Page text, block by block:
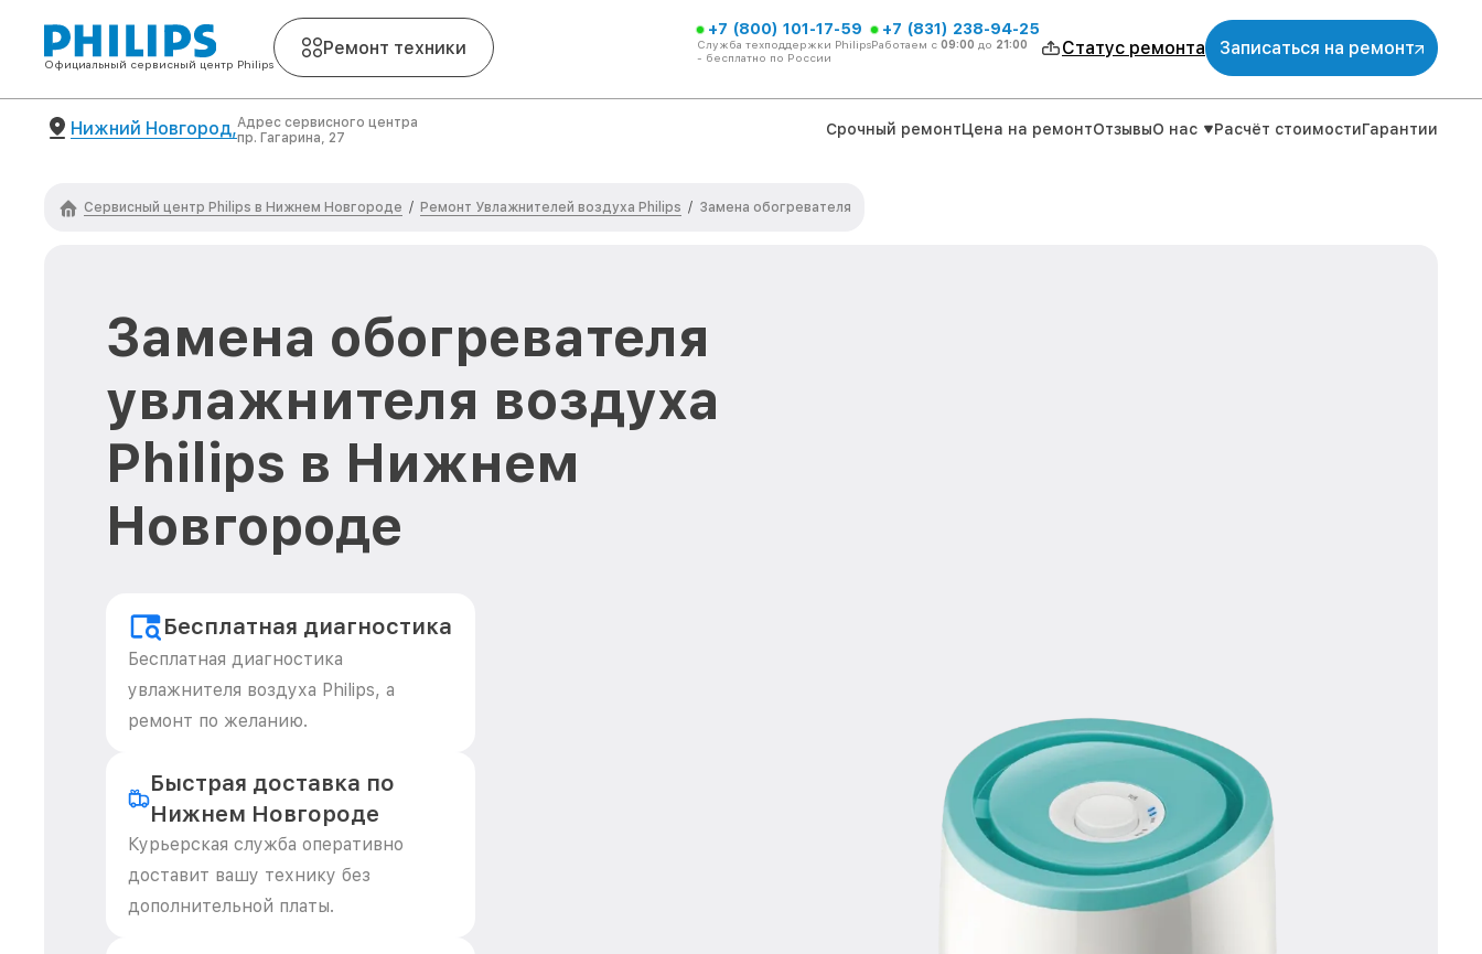
Официальный сервисный центр Philips
Ремонт техники
+7 (800) 101-17-59
Служба техподдержки Philips
- бесплатно по России
+7 (831) 238-94-25
Работаем с 09:00 до 21:00 Статус ремонта Записаться на ремонт
Нижний Новгород,Адрес сервисного центра
пр. Гагарина, 27
Срочный ремонтЦена на ремонтОтзывыО нас Расчёт стоимостиГарантии
Сервисный центр Philips в Нижнем Новгороде / Ремонт Увлажнителей воздуха Philips / Замена обогревателя
Замена обогревателя
увлажнителя воздуха
Philips в Нижнем
Новгороде
Бесплатная диагностика
Бесплатная диагностика
увлажнителя воздуха Philips, а
ремонт по желанию.
Быстрая доставка по
Нижнем Новгороде
Курьерская служба оперативно
доставит вашу технику без
дополнительной платы.